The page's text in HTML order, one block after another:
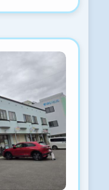
縦列 2台
・ᴗ・
ヒーティ
030-0812
・ᴗ・